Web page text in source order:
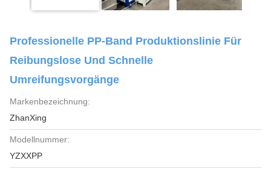
Professionelle PP-Band Produktionslinie Für
Reibungslose Und Schnelle
Umreifungsvorgänge
Markenbezeichnung:
ZhanXing
Modellnummer:
YZXXPP